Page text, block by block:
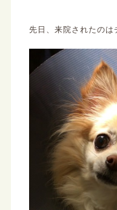
先日、来院されたのは